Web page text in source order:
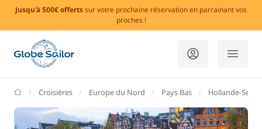
Jusqu'à 500€ offertssur votre prochaine réservation en parrainant vos
proches !
GlobeSailor
Croisières Europe du Nord Pays Bas Hollande-